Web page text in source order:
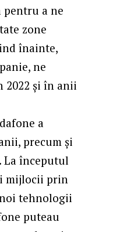
pentru a ne
zone
înainte,
ne
2022 și în anii
a
precum și
La începutul
mijlocii prin
tehnologii
puteau